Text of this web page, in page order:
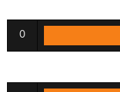
0